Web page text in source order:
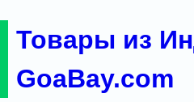
Товары из
GoaBay.com